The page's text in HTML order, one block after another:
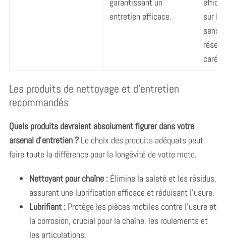
garantissant un
entretien efficace.
sur
Les produits de nettoyage et d’entretien
recommandés
Quels produits devraient absolument figurer dans votre
arsenal d’entretien ?Le choix des produits adéquats peut
faire toute la différence pour la longévité de votre moto.
Nettoyant pour chaîne :Élimine la saleté et les résidus,
assurant une lubrification efficace et réduisant l’usure.
Lubrifiant :Protège les pièces mobiles contre l’usure et
la corrosion, crucial pour la chaîne, les roulements et
les articulations.